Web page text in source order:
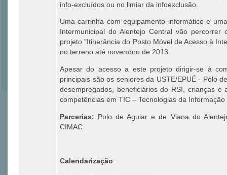
info-excluídos ou no limiar da infoexclusão.
Uma carrinha com equipamento informático e
Intermunicipal do Alentejo Central vão
projeto "Itinerância do Posto Móvel de Acesso à
no terreno até novembro de 2013
Apesar do acesso a este projeto dirigir-se à
principais são os seniores da USTE/EPUÉ - Pólo
desempregados, beneficiários do RSI, crianças e
competências em TIC – Tecnologias da
Parcerias:
Polo de Aguiar e de Viana do
CIMAC
Calendarização: